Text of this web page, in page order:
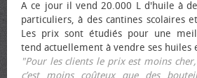
A ce jour il vend 20.000 L d'huile à
particuliers, à des cantines scolaires
Les prix sont étudiés pour une
tend actuellement à vendre ses huiles
"Pour les clients le prix est moins
c’est moins coûteux que des